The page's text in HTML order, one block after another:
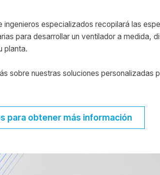
ingenieros especializados recopilará las
para desarrollar un ventilador a medida,
planta.
sobre nuestras soluciones personalizadas
para obtener más información